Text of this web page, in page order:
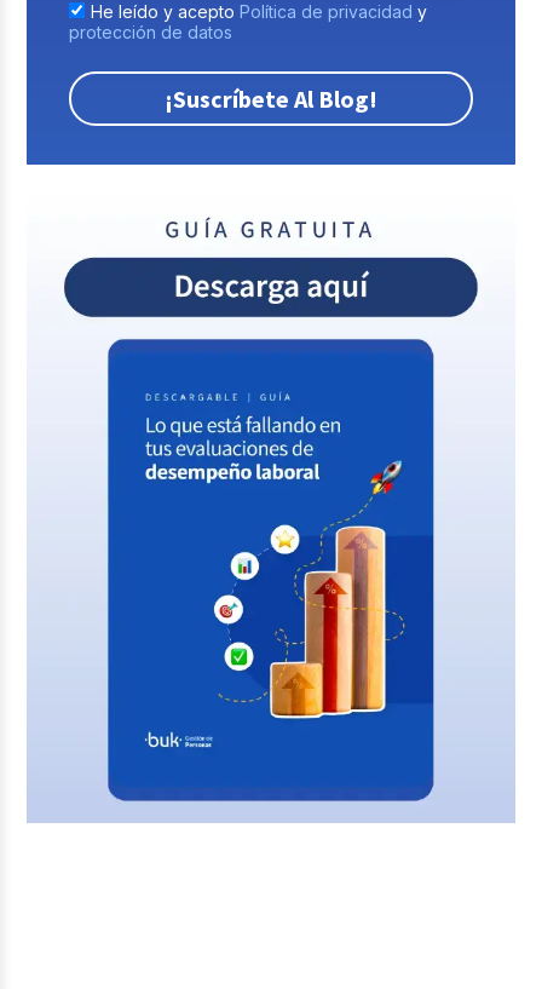
He leído y acepto Política de privacidad y
protección de datos